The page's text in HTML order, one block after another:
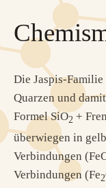
Die Jaspis-
Quarzen und
Formel SiO2 +
überwiegen in
Verbindungen
Verbindungen (Fe2